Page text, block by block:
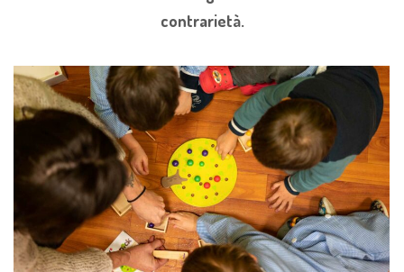
contrarietà.